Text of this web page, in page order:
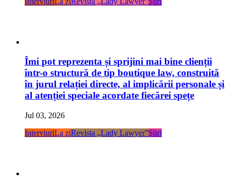
Îmi pot reprezenta și sprijini mai bine clienții
într-o structură de tip boutique law, construită
în jurul relației directe, al implicării personale și
al atenției speciale acordate fiecărei spețe
Jul 03, 2026
InterviuriLa ziRevista „Lady Lawyer”Ştiri